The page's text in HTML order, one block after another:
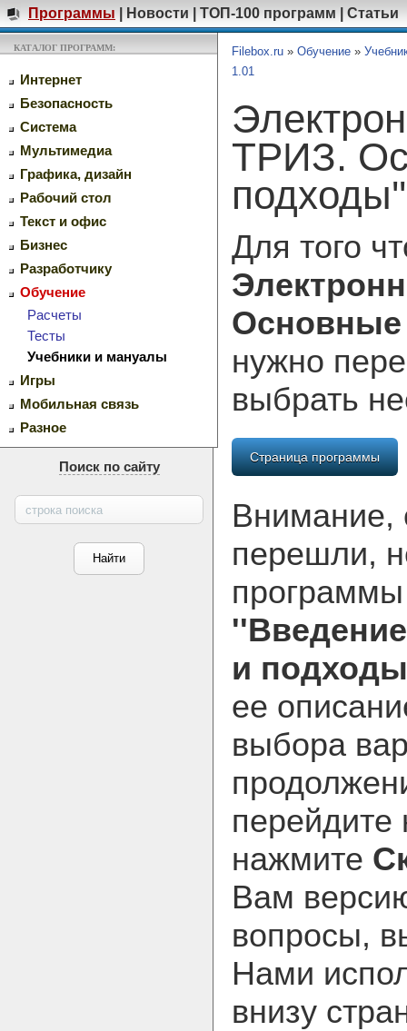
Программы Новости ТОП-100 программ Статьи
КАТАЛОГ ПРОГРАММ:
Интернет
Безопасность
Система
Мультимедиа
Графика, дизайн
Рабочий стол
Текст и офис
Бизнес
Разработчику
Обучение
Расчеты
Тесты
Учебники и мануалы
Игры
Мобильная связь
Разное
Поиск по сайту
Filebox.ru » Обучение »
1.01
ТРИЗ.
Для того
Основные
нужно
выбрать
Страница программы
Внимание,
перешли,
и
ее
выбора
нажмите
Вам
вопросы,
Нами
внизу